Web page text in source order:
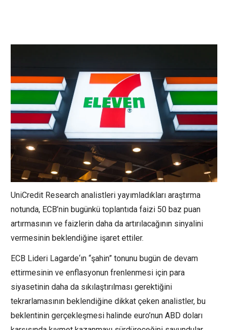
UniCredit Research analistleri yayımladıkları araştırma
notunda, ECB’nin bugünkü toplantıda faizi 50 baz puan
artırmasının ve faizlerin daha da artırılacağının sinyalini
vermesinin beklendiğine işaret ettiler.
ECB Lideri Lagarde‘ın “şahin” tonunu bugün de devam
ettirmesinin ve enflasyonun frenlenmesi için para
siyasetinin daha da sıkılaştırılması gerektiğini
tekrarlamasının beklendiğine dikkat çeken analistler, bu
beklentinin gerçekleşmesi halinde euro’nun ABD doları